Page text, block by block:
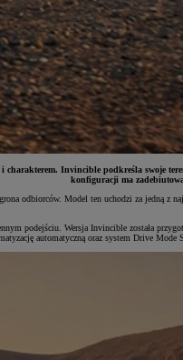
Invincible podkreśla swoje
konfiguracji ma
odbiorców. Model ten uchodzi za jedną z
podejściu. Wersja Invincible została
automatyczną oraz system Drive Mode